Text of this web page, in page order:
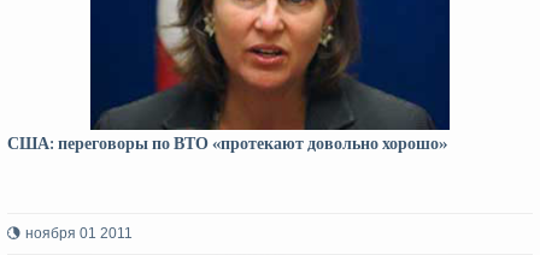
США: переговоры по ВТО «протекают довольно хорошо»
ноября 01 2011